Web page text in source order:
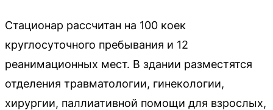
Стационар рассчитан на 100 коек
круглосуточного пребывания и 12
реанимационных мест. В здании разместятся
отделения травматологии, гинекологии,
хирургии, паллиативной помощи для взрослых,